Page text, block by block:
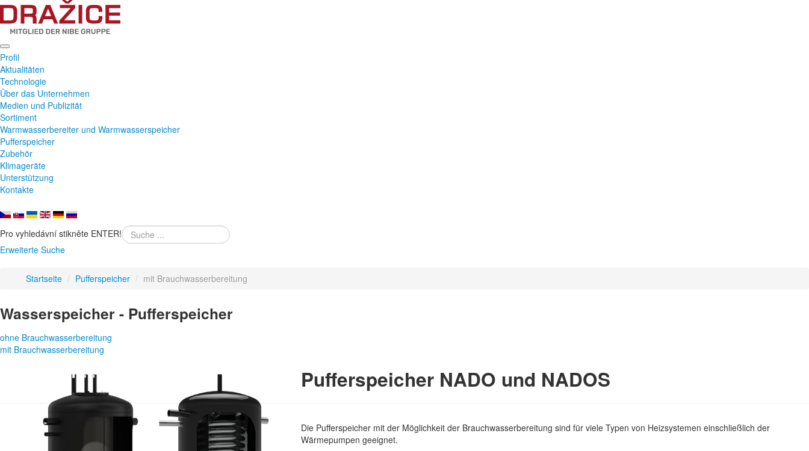
Profil
Aktualitäten
Technologie
Über das Unternehmen
Medien und Publizität
Sortiment
Warmwasserbereiter und Warmwasserspeicher
Pufferspeicher
Zubehör
Klimageräte
Unterstützung
Kontakte
Pro vyhledávní stikněte ENTER!
Erweiterte Suche
Startseite / Pufferspeicher / mit Brauchwasserbereitung
Wasserspeicher - Pufferspeicher
ohne Brauchwasserbereitung
mit Brauchwasserbereitung
Pufferspeicher NADO und NADOS
Die Pufferspeicher mit der Möglichkeit der Brauchwasserbereitung sind für viele Typen von Heizsystemen einschließlich der
Wärmepumpen geeignet.